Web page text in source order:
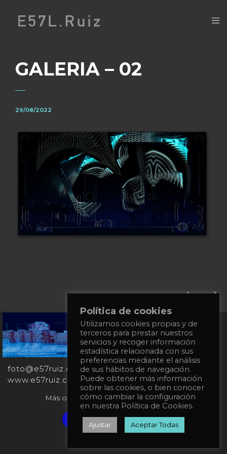
GALERIA – 02
29/08/2022
+34
651
862
863
foto@e57ruiz.com
www.e57ruiz.com
Más obras en la galería virtual Singulart:
Verified artist on Singulart
Política de cookies
Utilizamos cookies propias y de
terceros para prestar nuestros
servicios y recoger información
estadística relacionada con sus
preferencias mediante el análisis
de sus hábitos de navegación.
Puede obtener más información
sobre las cookies, o bien conocer
cómo cambiar la configuración
en nuestra Política de Cookies.
Ajustar Aceptar Todas